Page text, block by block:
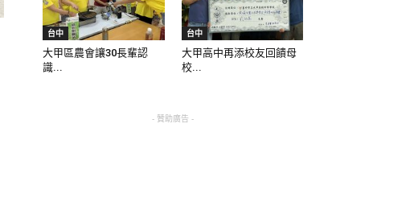
台中
大甲區農會讓30長輩認
識...
台中
大甲高中再添校友回饋母
校...
- 贊助廣告 -